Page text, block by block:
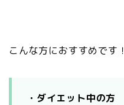
こんな方におすすめです！
・ダイエット中の方